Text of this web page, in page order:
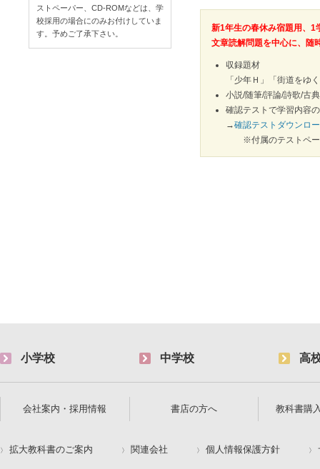
新1年生の春休み宿題用、1
文章読解問題を中心に、随
収録題材
「少年Ｈ」「街道をゆ
小説/随筆/評論/詩歌/古
確認テストで学習内容
→確認テストダウンロ
※付属のテストペ
ストペーパー、CD-ROMなどは、学
校採用の場合にのみお付けしていま
す。予めご了承下さい。
小学校 中学校 高
会社案内・採用情報 書店の方へ 教科書購
拡大教科書のご案内 関連会社 個人情報保護方針